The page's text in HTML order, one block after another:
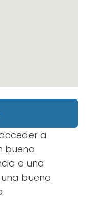
a
buena
o una
buena